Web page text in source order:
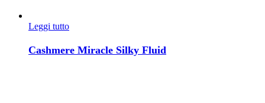
Leggi tutto
Cashmere Miracle Silky Fluid